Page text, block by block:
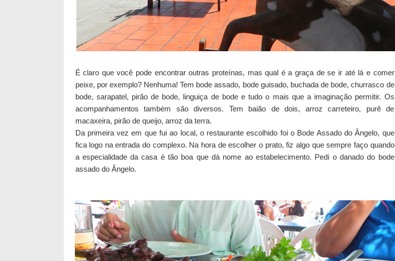
É claro que você pode encontrar outras proteínas, mas qual é a graça de se ir até lá e comer
peixe, por exemplo? Nenhuma!Tem bode assado, bode guisado, buchada de bode, churrasco de
bode, sarapatel, pirão de bode, linguiça de bode e tudo o mais que a imaginação permitir. Os
acompanhamentos também são diversos. Tem baião de dois, arroz carreteiro, purê de
macaxeira, pirão de queijo, arroz da terra.
Da primeira vez em que fui ao local, o restaurante escolhido foi o Bode Assado do Ângelo, que
fica logo na entrada do complexo. Na hora de escolher o prato, fiz algo que sempre faço quando
a especialidade da casa é tão boa que dá nome ao estabelecimento. Pedi o danado do bode
assado do Ângelo.